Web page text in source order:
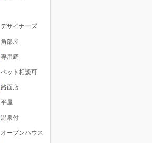
デザイナーズ
角部屋
専用庭
ペット相談可
路面店
平屋
温泉付
オープンハウス